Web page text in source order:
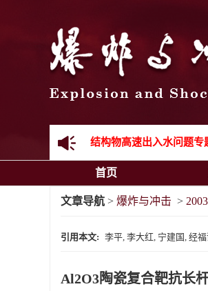
《爆炸与冲击》2025年度
先进载运装备机械冲击失
结构物高速出入水问题专
《爆炸与冲击》第一届青
首页
文章导航 > 爆炸与冲击 > 2003
引用本文: 李平, 李大红, 宁建国, 经
Al2O3陶瓷复合靶抗长